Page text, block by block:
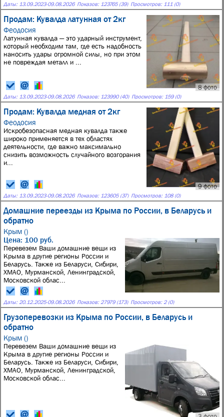
Даты: 13.09.2023-09.08.2026 Показов: 123765 (39) Просмотров: 111 (0)
Продам: Кувалда латунная от 2кг
Феодосия
8 фото
Латунная кувалда — это ударный инструмент,
который необходим там, где есть надобность
наносить удары огромной силы, но при этом
не повреждая металл и ...
Даты: 13.09.2023-09.08.2026 Показов: 123990 (40) Просмотров: 159 (0)
Продам: Кувалда медная от 2кг
Феодосия
9 фото
Искробезопасная медная кувалда также
широко применяется в тех областях
деятельности, где важно максимально
снизить возможность случайного возгорания
и...
Даты: 13.09.2023-09.08.2026 Показов: 123605 (37) Просмотров: 108 (0)
Домашние переезды из Крыма по России, в Беларусь и
обратно
Крым ()
Цена: 100 руб.
Перевезем Ваши домашние вещи из
Крыма в другие регионы России и
Беларусь. Также из Беларуси, Сибири,
ХМАО, Мурманской, Ленинградской,
Московской облас...
Даты: 20.12.2025-09.08.2026 Показов: 27979 (173) Просмотров: 2 (0)
Грузоперевозки из Крыма по России, в Беларусь и
обратно
Крым ()
Перевезем Ваши домашние вещи из
Крыма в другие регионы России и
Беларусь. Также из Беларуси, Сибири,
ХМАО, Мурманской, Ленинградской,
Московской облас...